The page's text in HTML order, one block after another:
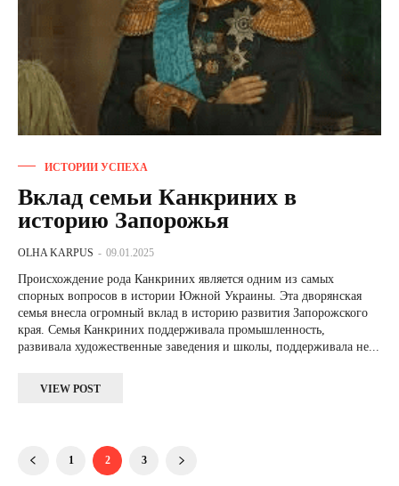
ИСТОРИИ УСПЕХА
Вклад семьи Канкриних в
историю Запорожья
OLHA KARPUS - 09.01.2025
Происхождение рода Канкриних является одним из самых
спорных вопросов в истории Южной Украины. Эта дворянская
семья внесла огромный вклад в историю развития Запорожского
края. Семья Канкриних поддерживала промышленность,
развивала художественные заведения и школы, поддерживала не...
VIEW POST
1 2 3